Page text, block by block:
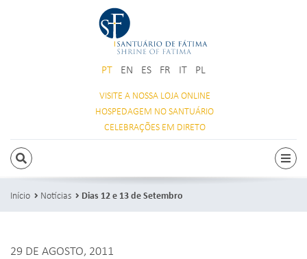
PT EN ES FR IT PL
VISITE A NOSSA LOJA ONLINE
HOSPEDAGEM NO SANTUÁRIO
CELEBRAÇÕES EM DIRETO
PESQUISAR
Início Notícias Dias 12 e 13 de Setembro
29 DE AGOSTO, 2011